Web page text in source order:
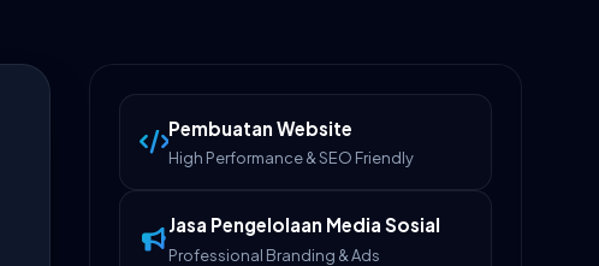
Pembuatan Website
High Performance & SEO Friendly
Jasa Pengelolaan Media Sosial
Professional Branding & Ads